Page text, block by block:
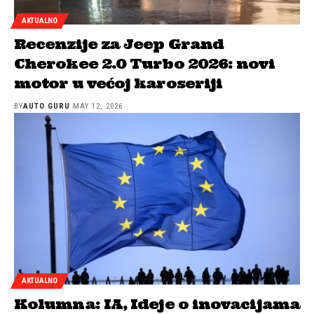
AKTUALNO
Recenzije za Jeep Grand
Cherokee 2.0 Turbo 2026: novi
motor u većoj karoseriji
BYAUTO GURU MAY 12, 2026
AKTUALNO
Kolumna: IA, Ideje o inovacijama